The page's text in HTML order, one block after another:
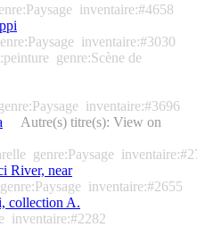
inventaire:#4658
inventaire:#3030
genre:Scène de
inventaire:#3696
Autre(s) titre(s): View on
genre:Paysage
River, near
genre:Paysage inventaire:#2655
collection A.
inventaire:#2282